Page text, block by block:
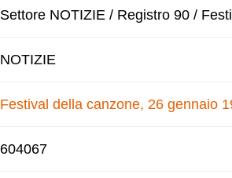
Settore NOTIZIE / Registro 90 /
NOTIZIE
Festival della canzone, 26 gennaio
604067